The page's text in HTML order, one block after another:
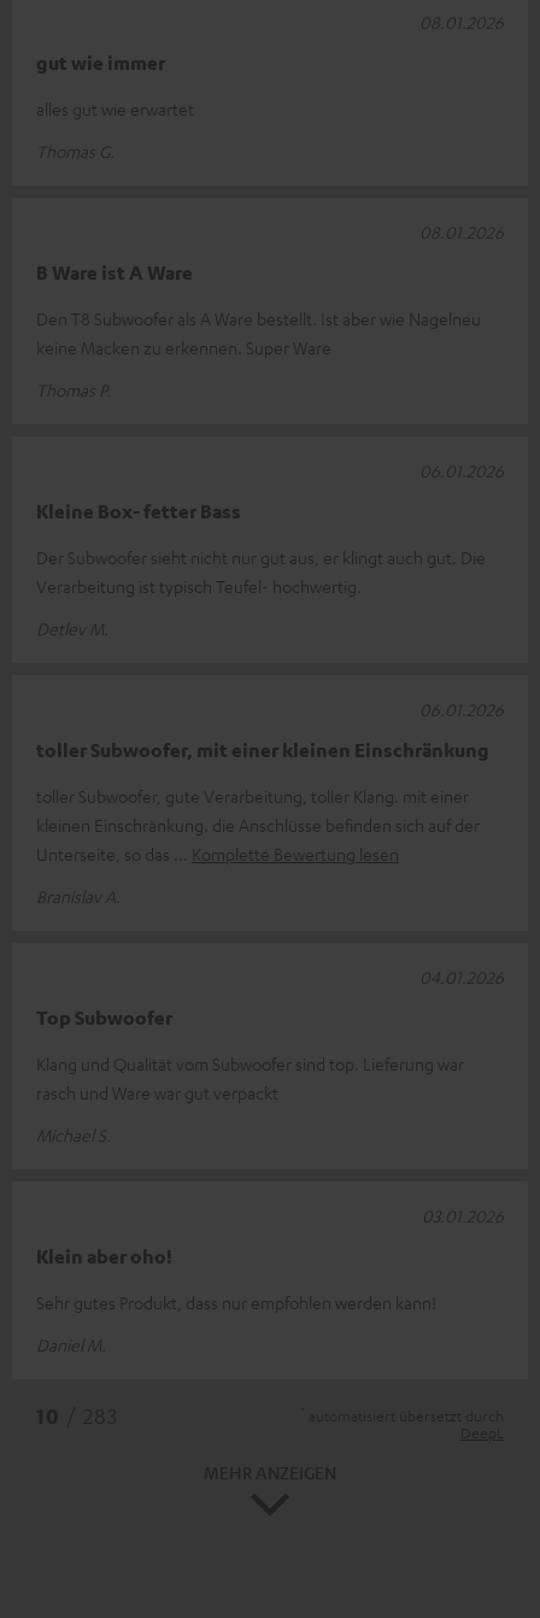
gut wie immer
alles gut wie erwartet
Thomas G.
08.01.2026
B Ware ist A Ware
Den T8 Subwoofer als A Ware bestellt. Ist aber wie Nagelneu
keine Macken zu erkennen. Super Ware
Thomas P.
08.01.2026
Kleine Box- fetter Bass
Der Subwoofer sieht nicht nur gut aus, er klingt auch gut. Die
Verarbeitung ist typisch Teufel- hochwertig.
Detlev M.
06.01.2026
toller Subwoofer, mit einer kleinen Einschränkung
toller Subwoofer, gute Verarbeitung, toller Klang. mit einer
kleinen Einschränkung. die Anschlüsse befinden sich auf der
Unterseite, so das
Komplette Bewertung lesen
Branislav A.
06.01.2026
Top Subwoofer
Klang und Qualität vom Subwoofer sind top. Lieferung war
rasch und Ware war gut verpackt
Michael S.
04.01.2026
Klein aber oho!
Sehr gutes Produkt, dass nur empfohlen werden kann!
Daniel M.
03.01.2026